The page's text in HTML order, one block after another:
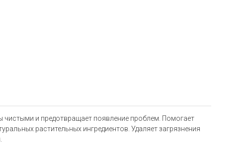
и предотвращает появление проблем. Помогает
растительных ингредиентов. Удаляет загрязнения